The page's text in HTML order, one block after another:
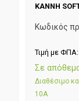
ΚΑΝΝΗ
Κωδικός
Τιμή με
Σε
Διαθέσιμο
10Α